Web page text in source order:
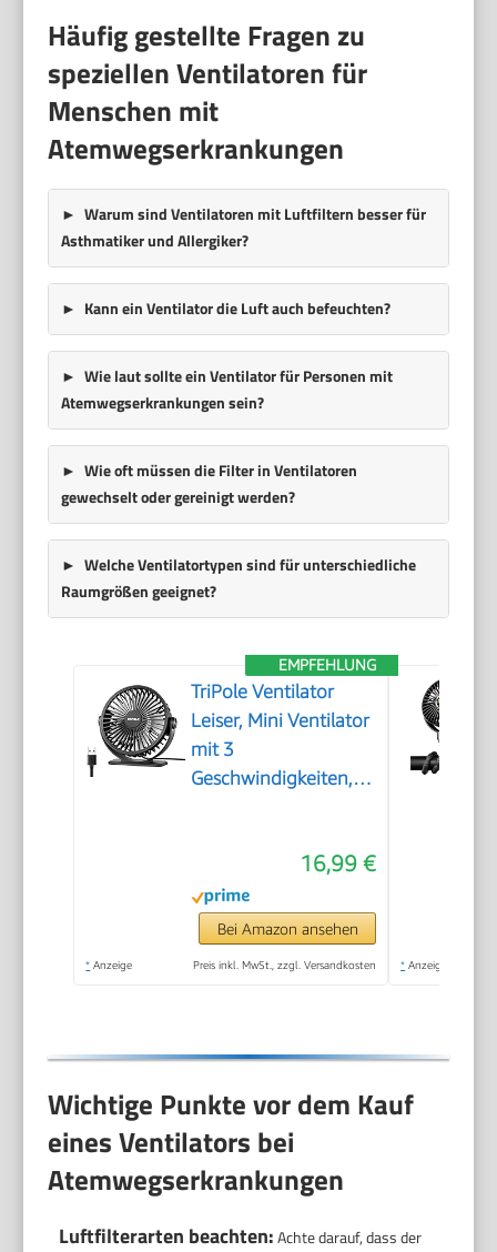
Häufig gestellte Fragen zu
speziellen Ventilatoren für
Menschen mit
Atemwegserkrankungen
Warum sind Ventilatoren mit Luftfiltern besser für
Asthmatiker und Allergiker?
Kann ein Ventilator die Luft auch befeuchten?
Wie laut sollte ein Ventilator für Personen mit
Atemwegserkrankungen sein?
Wie oft müssen die Filter in Ventilatoren
gewechselt oder gereinigt werden?
Welche Ventilatortypen sind für unterschiedliche
Raumgrößen geeignet?
EMPFEHLUNG
TriPole Ventilator
Leiser, Mini Ventilator
mit 3
Geschwindigkeiten,
Tragbarer mit 360°
Neigung, Fan klein für
Einsatz Büro,
Schlafzimmer, Reisen
16,99 €
Bei Amazon ansehen
* Anzeige Preis inkl. MwSt., zzgl. Versandkosten * Anzeige
Wichtige Punkte vor dem Kauf
eines Ventilators bei
Atemwegserkrankungen
Luftfilterarten beachten:Achte darauf, dass der